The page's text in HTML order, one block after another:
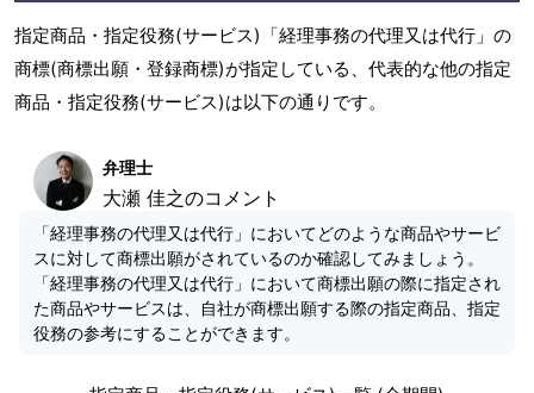
指定商品・指定役務(サービス)「経理事務の代理又は代行」の
商標(商標出願・登録商標)が指定している、代表的な他の指定
商品・指定役務(サービス)は以下の通りです。
弁理士
大瀬 佳之のコメント
「経理事務の代理又は代行」においてどのような商品やサービ
スに対して商標出願がされているのか確認してみましょう。
「経理事務の代理又は代行」において商標出願の際に指定され
た商品やサービスは、自社が商標出願する際の指定商品、指定
役務の参考にすることができます。